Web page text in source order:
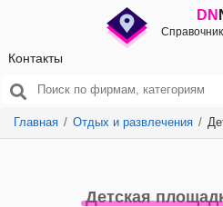
DN
Контакты
Главная Отдых и развлечения
Детская